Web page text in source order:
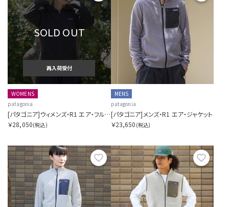
SOLD OUT
再入荷受付
WOMENS
patagonia
[パタゴニア]ウィメンズ・R1 エア・フルジップ・フーディ
￥28,050(税込)
MENS
patagonia
[パタゴニア]メンズ・R1 エア・ジャケット
￥23,650 (税込)
お気に入り お気